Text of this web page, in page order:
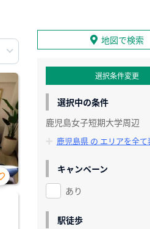
地図で検索
選択条件変更
選択中の条件
鹿児島女子短期大学周辺
鹿児島県 の エリアを全て
キャンペーン
あり
駅徒歩